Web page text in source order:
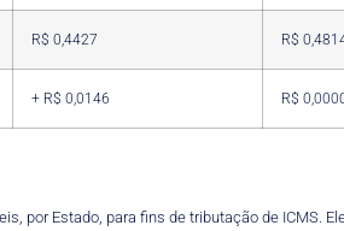
R$ 0,4427 R$
+ R$ 0,0146 R$
por Estado, para fins de tributação de ICMS.